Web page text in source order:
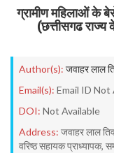
ग्रामीण महिलाओं के
(छत्तीसगढ राज्य
Author(s): जवाहर लाल
Email(s): Email ID Not
DOI: Not Available
Address: जवाहर लाल
वरिष्ठ सहायक प्राध्यापक,